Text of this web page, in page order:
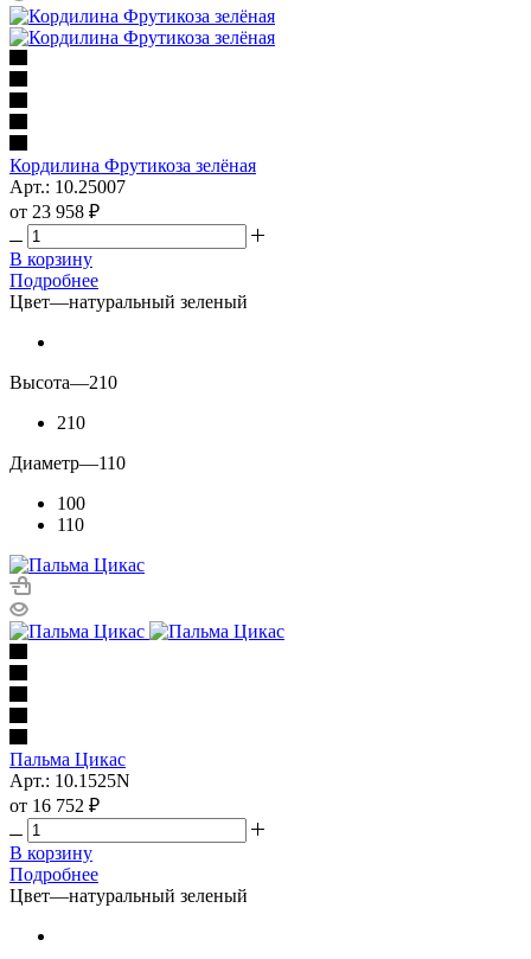
Кордилина Фрутикоза зелёная
Арт.: 10.25007
от 23 958 ₽
В корзину
Подробнее
Цвет—натуральный зеленый
Высота—210
210
Диаметр—110
100
110
Пальма Цикас
Арт.: 10.1525N
от 16 752 ₽
В корзину
Подробнее
Цвет—натуральный зеленый